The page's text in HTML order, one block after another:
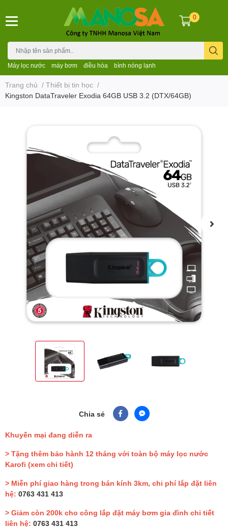
Máy lọc nước máy bơm điều hòa bình nóng lạnh
0
Trang chủ / Thiết bị tin học /
Kingston DataTraveler Exodia 64GB USB 3.2 (DTX/64GB)
Chia sẻ
Khuyến mại đang diễn ra
> Tặng thêm bảo hành 12 tháng với toàn bộ máy lọc nước
Karofi (xem chi tiết)
> Miễn phí giao hàng trong bán kính 3km, chi phí lắp đặt liên
hệ: 0763 431 413
> Giảm còn 200k cho công lắp đặt máy bơm gia đình chi tiết
liên hệ: 0763 431 413